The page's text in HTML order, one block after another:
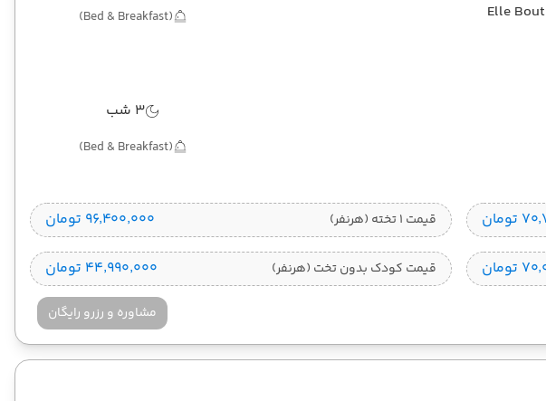
Elle
(Bed & Breakfast)
3 شب
(Bed & Breakfast)
قیمت 1 تخته (هرنفر) ۹۶٬۴۰۰٬۰۰۰ تومان
قیمت کودک بدون تخت (هرنفر) ۴۴٬۹۹۰٬۰۰۰ تومان
مشاوره و رزرو رایگان